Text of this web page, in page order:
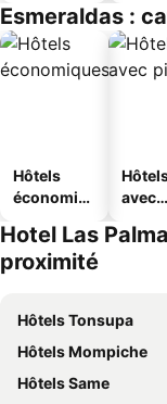
Esmeraldas :
Hôtels
économiq
avec
Hotel Las
proximité
Hôtels Tonsupa
Hôtels Mompiche
Hôtels Same